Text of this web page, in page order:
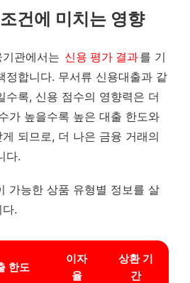
건에 미치는 영향
관에서는 신용 평가 결과를 기
정합니다. 무서류 신용대출과 같
수록, 신용 점수의 영향력은 더
가 높을수록 높은 대출 한도와
되므로, 더 나은 금융 거래의
다.
가능한 상품 유형별 정보를 살
.
한도
이자
율
상환 기
간